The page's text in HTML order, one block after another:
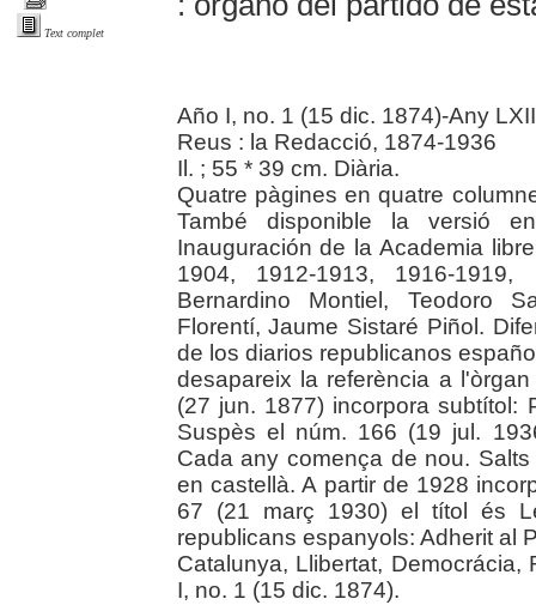
Text complet
Año I, no. 1 (15 dic. 1874)-Any
Reus : la Redacció, 1874-1936
Il. ; 55 * 39 cm. Diària.
Quatre pàgines en quatre
També disponible la versió
Inauguración de la Academia
1904, 1912-1913, 1916-
Bernardino Montiel, Teodoro
Florentí, Jaume Sistaré Piñol.
de los diarios republicanos
desapareix la referència a
(27 jun. 1877) incorpora subtítol:
Suspès el núm. 166 (19 jul.
Cada any comença de nou.
en castellà. A partir de 1928
67 (21 març 1930) el títol és
republicans espanyols: Adherit al
Catalunya, Llibertat,
I, no. 1 (15 dic. 1874).